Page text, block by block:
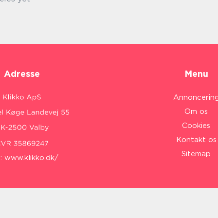
Adresse
www.klikko.dk/
Menu
Om os
Cookies
Kontakt os
Sitemap